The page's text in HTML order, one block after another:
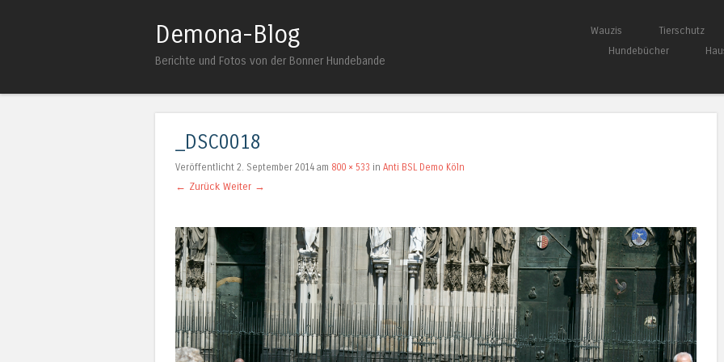
Demona-Blog
Berichte und Fotos von der Bonner Hundebande Menü
Springe zum Inhalt
Wauzis Tierschutz
Hundebücher
_DSC0018
Veröffentlicht 2. September 2014 am 800 × 533 in Anti BSL Demo Köln
← Zurück Weiter →